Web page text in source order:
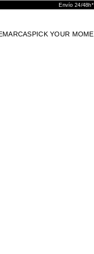
Envío 24/
MARCASPICK YOUR